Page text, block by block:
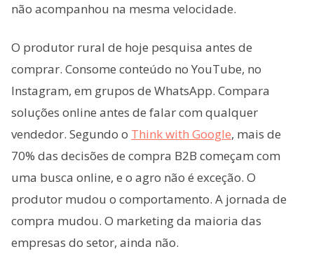
não acompanhou na mesma velocidade.
O produtor rural de hoje pesquisa antes de
comprar. Consome conteúdo no YouTube, no
Instagram, em grupos de WhatsApp. Compara
soluções online antes de falar com qualquer
vendedor. Segundo o Think with Google, mais de
70% das decisões de compra B2B começam com
uma busca online, e o agro não é exceção. O
produtor mudou o comportamento. A jornada de
compra mudou. O marketing da maioria das
empresas do setor, ainda não.